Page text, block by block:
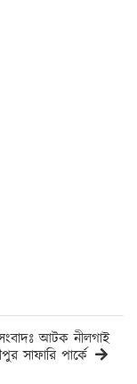
আটক নীলগাই
সাফারি পার্কে